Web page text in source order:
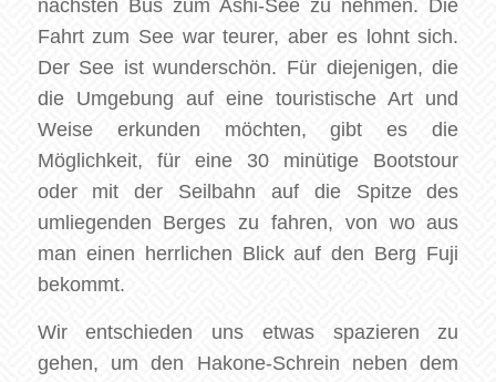
nächsten Bus zum Ashi-See zu nehmen. Die
Fahrt zum See war teurer, aber es lohnt sich.
Der See ist wunderschön. Für diejenigen, die
die Umgebung auf eine touristische Art und
Weise erkunden möchten, gibt es die
Möglichkeit, für eine 30 minütige Bootstour
oder mit der Seilbahn auf die Spitze des
umliegenden Berges zu fahren, von wo aus
man einen herrlichen Blick auf den Berg Fuji
bekommt.
Wir entschieden uns etwas spazieren zu
gehen, um den Hakone-Schrein neben dem